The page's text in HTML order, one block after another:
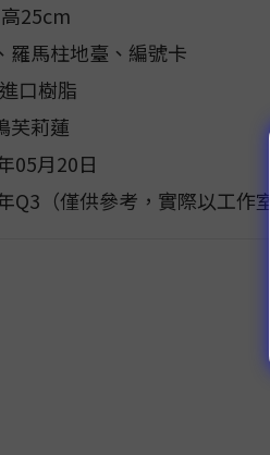
25cm
馬柱地臺、編號卡
口樹脂
芙莉蓮
05月20日
Q3（僅供參考，實際以工作